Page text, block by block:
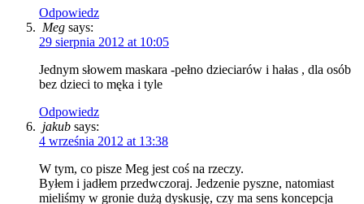
Odpowiedz
Meg says:
29 sierpnia 2012 at 10:05
Jednym słowem maskara -pełno dzieciarów i hałas , dla osób
bez dzieci to męka i tyle
Odpowiedz
jakub says:
4 września 2012 at 13:38
W tym, co pisze Meg jest coś na rzeczy.
Byłem i jadłem przedwczoraj. Jedzenie pyszne, natomiast
mieliśmy w gronie dużą dyskusję, czy ma sens koncepcja